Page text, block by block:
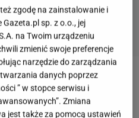
należy obniżać,
zmian?
zgodę na zainstalowanie i
sp. z o.o., jej
na Twoim urządzeniu
zmienić swoje preferencje
narzędzie do zarządzania
danych poprzez
” w stopce serwisu i
Zmiana
jest także za pomocą ustawień